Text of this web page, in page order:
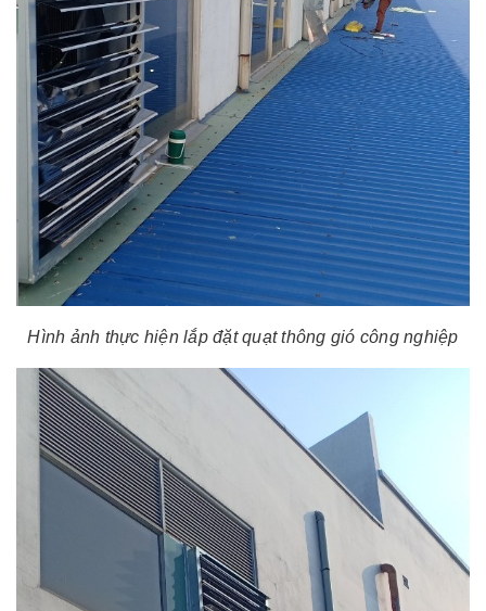
Hình ảnh thực hiện lắp đặt quạt thông gió công nghiệp